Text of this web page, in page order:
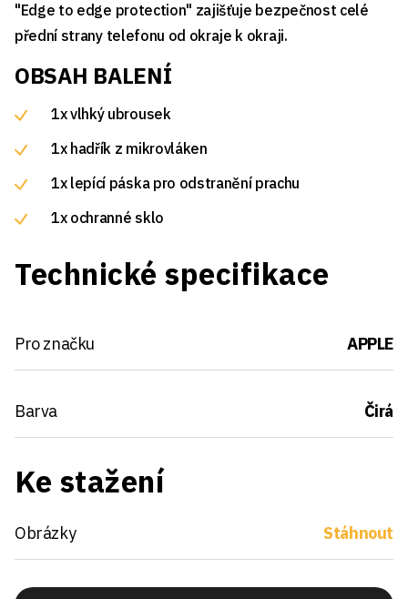
"Edge to edge protection" zajišťuje bezpečnost celé
přední strany telefonu od okraje k okraji.
OBSAH BALENÍ
1x vlhký ubrousek
1x hadřík z mikrovláken
1x lepící páska pro odstranění prachu
1x ochranné sklo
Technické specifikace
Pro značku APPLE
Barva Čirá
Ke stažení
Obrázky Stáhnout